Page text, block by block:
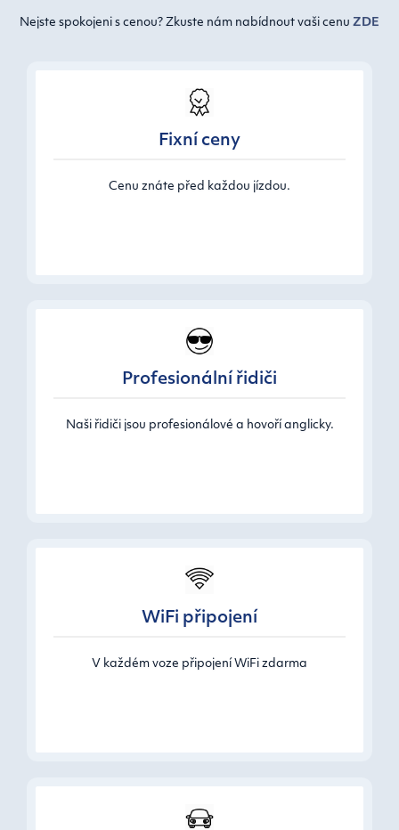
Nejste spokojeni s cenou? Zkuste nám nabídnout vaši cenu ZDE
Fixní ceny
Cenu znáte před každou jízdou.
Profesionální řidiči
Naši řidiči jsou profesionálové a hovoří anglicky.
WiFi připojení
V každém voze připojení WiFi zdarma